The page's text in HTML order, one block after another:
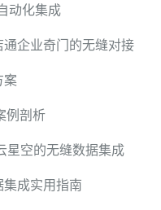
动化集成
企业奇门的无缝对接
案
例剖析
星空的无缝数据集成
成实用指南